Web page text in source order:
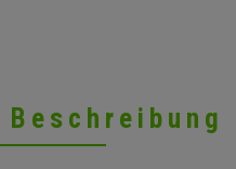
Beschreibung